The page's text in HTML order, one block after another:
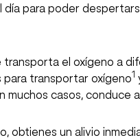
para poder
el oxígeno a
para transportar oxígeno1
casos, conduce a
obtienes un alivio